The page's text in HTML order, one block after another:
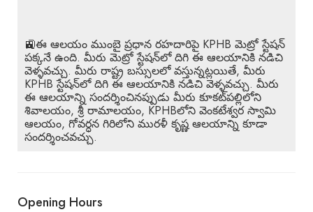
🚉ఈ ఆలయం ముంబై ప్రధాన రహదారిపై KPHB మెట్రో స్టేషన్
పక్కనే ఉంది. మీరు మెట్రో స్టేషన్‌లో దిగి ఈ ఆలయానికి నడిచి
వెళ్ళవచ్చు. మీరు రాష్ట్ర బస్సులలో వస్తున్నట్లయితే, మీరు
KPHB స్టేషన్‌లో దిగి ఈ ఆలయానికి నడిచి వెళ్ళవచ్చు. మీరు
ఈ ఆలయాన్ని సందర్శించినప్పుడు మీరు కూకట్‌పల్లిలోని
శివాలయం, శ్రీ రామాలయం, KPHBలోని వెంకటేశ్వర స్వామి
ఆలయం, గోవర్ధన గిరిలోని మురళీ కృష్ణ ఆలయాన్ని కూడా
సందర్శించవచ్చు.
Opening Hours